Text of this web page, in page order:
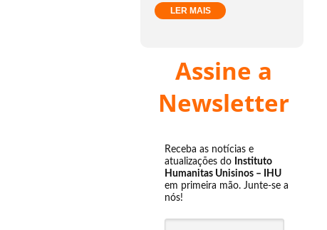
LER MAIS
Assine a
Newsletter
Receba as notícias e
atualizações do Instituto
Humanitas Unisinos – IHU
em primeira mão. Junte-se a
nós!